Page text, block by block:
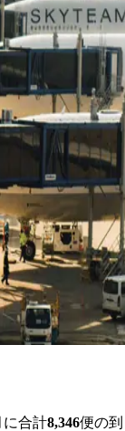
に合計8,346便の到